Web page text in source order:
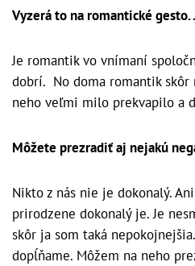
Vyzerá to na romantické gesto.
Je romantik vo vnímaní
dobrí. No doma romantik skôr
neho veľmi milo prekvapilo a
Môžete prezradiť aj nejakú
Nikto z nás nie je dokonalý.
prirodzene dokonalý je. Je
skôr ja som taká
dopĺňame. Môžem na neho